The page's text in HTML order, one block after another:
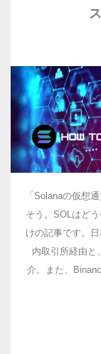
「Solanaの仮想
そう。SOLはど
けの記事です。
内取引所経由と
介。また、